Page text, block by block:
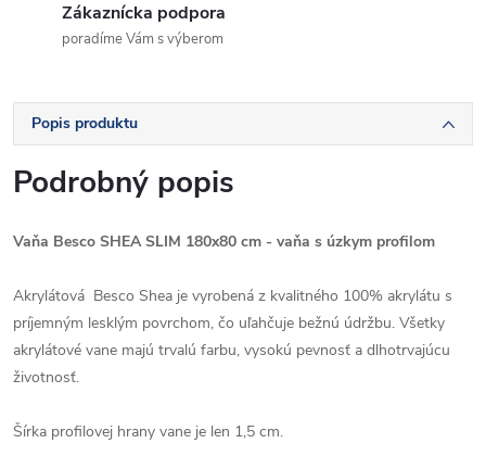
Zákaznícka podpora
poradíme Vám s výberom
Popis produktu
Podrobný popis
Vaňa Besco SHEA SLIM 180x80 cm - vaňa s úzkym profilom
Akrylátová Besco Shea je vyrobená z kvalitného 100% akrylátu s
príjemným lesklým povrchom, čo uľahčuje bežnú údržbu. Všetky
akrylátové vane majú trvalú farbu, vysokú pevnosť a dlhotrvajúcu
životnosť.
Šírka profilovej hrany vane je len 1,5 cm.